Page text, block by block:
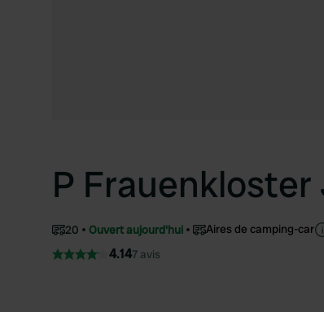
P
20 Ouvert aujourd'hui Aires de camping-car
4.147 avis